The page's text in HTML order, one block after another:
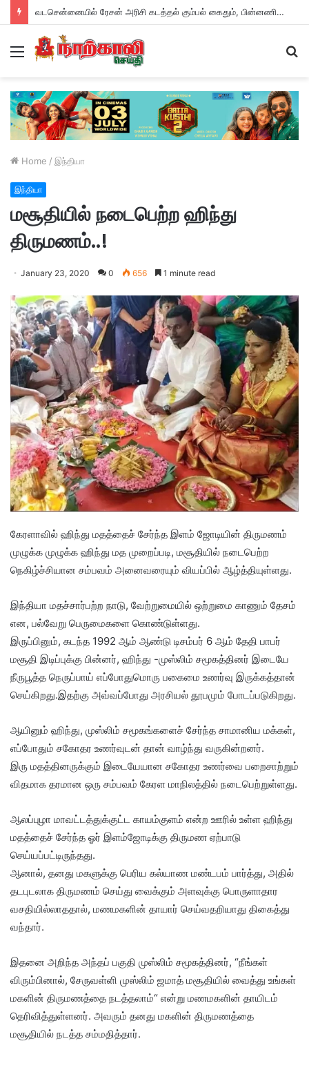
வடசென்னையில் ரேசன் அரிசி கடத்தல் கும்பல் கைதும், பின்னணியும் !
Menu
Home / இந்தியா
இந்தியா
மசூதியில் நடைபெற்ற ஹிந்து
திருமணம்..!
January 23, 2020 0 656 1 minute read
கேரளாவில் ஹிந்து மதத்தைச் சேர்ந்த இளம் ஜோடியின் திருமணம்
முழுக்க முழுக்க ஹிந்து மத முறைப்படி, மசூதியில் நடைபெற்ற
நெகிழ்ச்சியான சம்பவம் அனைவரையும் வியப்பில் ஆழ்த்தியுள்ளது.
இந்தியா மதச்சார்பற்ற நாடு, வேற்றுமையில் ஒற்றுமை காணும் தேசம்
என, பல்வேறு பெருமைகளை கொண்டுள்ளது.
இருப்பினும், கடந்த 1992 ஆம் ஆண்டு டிசம்பர் 6 ஆம் தேதி பாபர்
மசூதி இடிப்புக்கு பின்னர், ஹிந்து -முஸ்லிம் சமூகத்தினர் இடையே
நீருபூத்த நெருப்பாய் எப்போதுமொரு பகைமை உணர்வு இருக்கத்தான்
செய்கிறது.இதற்கு அவ்வப்போது அரசியல் தூபமும் போடப்படுகிறது.
ஆயினும் ஹிந்து, முஸ்லிம் சமூகங்களைச் சேர்ந்த சாமானிய மக்கள்,
எப்போதும் சகோதர உணர்வுடன் தான் வாழ்ந்து வருகின்றனர்.
இரு மதத்தினருக்கும் இடையேயான சகோதர உணர்வை பறைசாற்றும்
விதமாக தரமான ஒரு சம்பவம் கேரள மாநிலத்தில் நடைபெற்றுள்ளது.
ஆலப்புழா மாவட்டத்துக்குட்ட காயம்குளம் என்ற ஊரில் உள்ள ஹிந்து
மதத்தைச் சேர்ந்த ஓர் இளம்ஜோடிக்கு திருமண ஏற்பாடு
செய்யப்பட்டிருந்தது.
ஆனால், தனது மகளுக்கு பெரிய கல்யாண மண்டபம் பார்த்து, அதில்
தடபுடலாக திருமணம் செய்து வைக்கும் அளவுக்கு பொருளாதார
வசதியில்லாததால், மணமகளின் தாயார் செய்வதறியாது திகைத்து
வந்தார்.
இதனை அறிந்த அந்தப் பகுதி முஸ்லிம் சமூகத்தினர், “நீங்கள்
விரும்பினால், சேருவள்ளி முஸ்லிம் ஜமாத் மசூதியில் வைத்து உங்கள்
மகளின் திருமணத்தை நடத்தலாம்“ என்று மணமகளின் தாயிடம்
தெரிவித்துள்ளனர். அவரும் தனது மகளின் திருமணத்தை
மசூதியில் நடத்த சம்மதித்தார்.